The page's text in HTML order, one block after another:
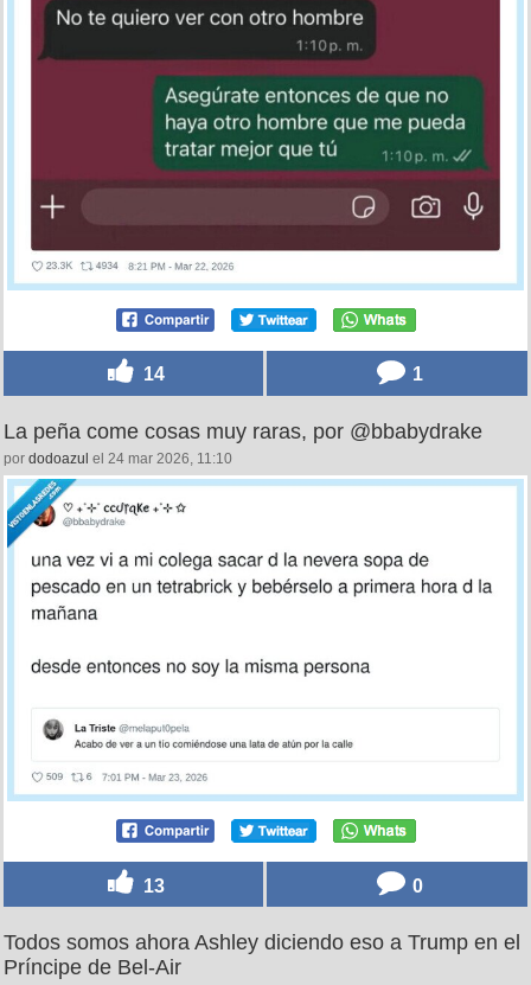
14 1
La peña come cosas muy raras, por @bbabydrake
por dodoazul el 24 mar 2026, 11:10
13 0
Todos somos ahora Ashley diciendo eso a Trump en el
Príncipe de Bel-Air